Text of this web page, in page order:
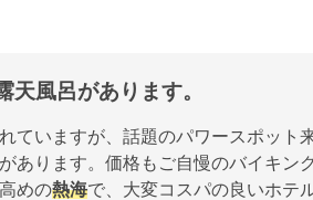
天風呂があります。
ていますが、話題のパワースポット
があります。価格もご自慢のバイキン
めの熱海で、大変コスパの良いホテ